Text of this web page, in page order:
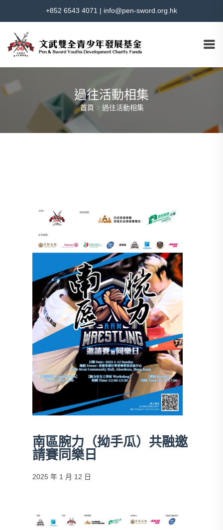
+852 6543 4071 | info@pen-sword.org.hk
過往活動相集
首頁 過往活動相集
南區腕⼒（拗⼿瓜）共融邀
請賽同樂⽇
2025 年 1 月 12 日